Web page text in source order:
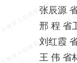
张辰源
邢 程 省
刘红霞
王 伟 省